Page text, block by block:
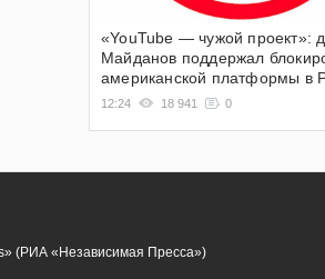
«YouTube — чужой проект»:
Майданов поддержал
американской платформы в
12:24 18 941 0
(РИА «Независимая Пресса»)